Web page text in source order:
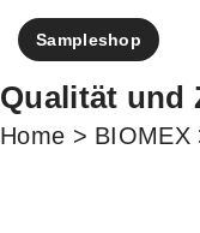
Sampleshop
Qualität und
Home > BIOMEX